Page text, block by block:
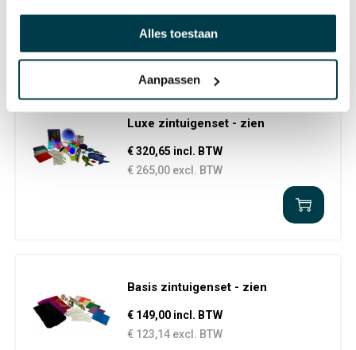
Alles toestaan
Aanpassen
ANDEREN BEKEKEN OOK:
Luxe zintuigenset - zien
€ 320,65 incl. BTW
€ 265,00 excl. BTW
Basis zintuigenset - zien
€ 149,00 incl. BTW
€ 123,14 excl. BTW